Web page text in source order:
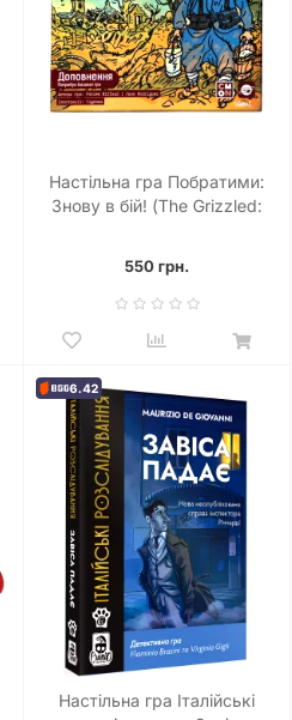
Настільна гра Побратими:
Знову в бій! (The Grizzled:
550 грн.
6.42
Настільна гра Італійські